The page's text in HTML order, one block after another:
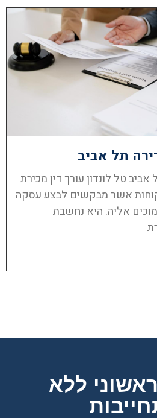
תל אביב
טל לונדון עורך דין מכירת
אשר מבקשים לבצע עסקה
אליה. היא נחשבת
ראשוני ללא